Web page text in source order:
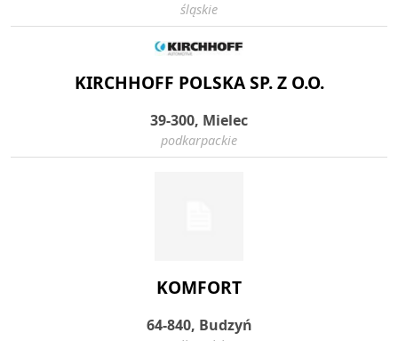
śląskie
KIRCHHOFF POLSKA SP. Z O.O.
39-300, Mielec
podkarpackie
KOMFORT
64-840, Budzyń